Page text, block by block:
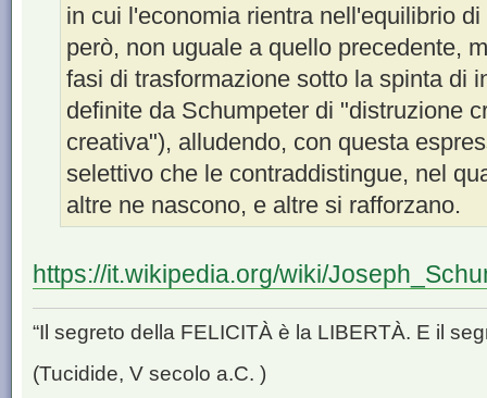
in cui l'economia rientra nell'equilibrio
però, non uguale a quello precedente,
fasi di trasformazione sotto la spinta di
definite da Schumpeter di "distruzione
creativa"), alludendo, con questa
selettivo che le contraddistingue, nel
altre ne nascono, e altre si rafforzano.
https://it.wikipedia.org/wiki/
“Il segreto della FELICITÀ è la LIBERTÀ. E il
(Tucidide, V secolo a.C. )